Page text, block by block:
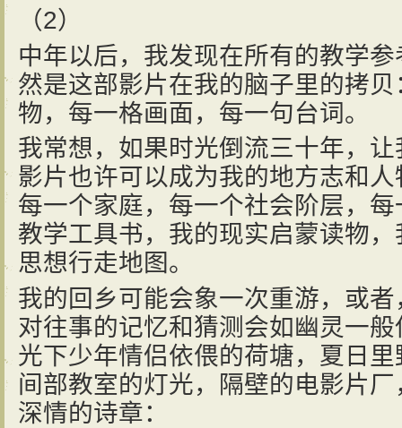
（2）
中年以后，我发现在所有的教学
然是这部影片在我的脑子里的拷
物，每一格画面，每一句台词。
我常想，如果时光倒流三十年，
影片也许可以成为我的地方志和
每一个家庭，每一个社会阶层，
教学工具书，我的现实启蒙读物
思想行走地图。
我的回乡可能会象一次重游，或
对往事的记忆和猜测会如幽灵一
光下少年情侣依偎的荷塘，夏日
间部教室的灯光，隔壁的电影片
深情的诗章：